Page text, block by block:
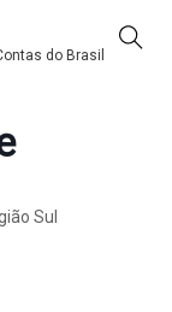
do Brasil
Sul